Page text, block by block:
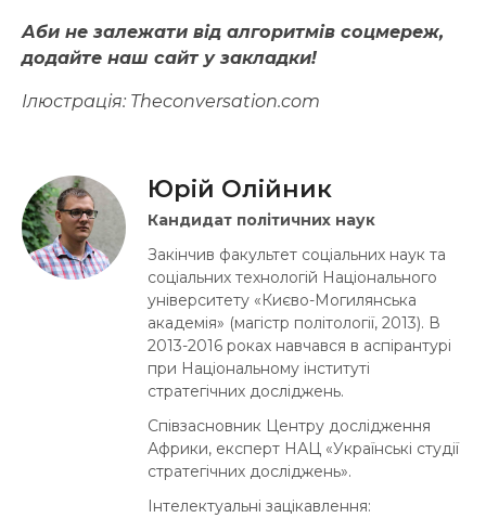
Аби не залежати від алгоритмів соцмереж,
додайте наш сайт у закладки!
Ілюстрація: Theconversation.com
Юрій Олійник
Кандидат політичних наук
Закінчив факультет соціальних наук та
соціальних технологій Національного
університету «Києво-Могилянська
академія» (магістр політології, 2013). В
2013-2016 роках навчався в аспірантурі
при Національному інституті
стратегічних досліджень.
Співзасновник Центру дослідження
Африки, експерт НАЦ «Українські студії
стратегічних досліджень».
Інтелектуальні зацікавлення: